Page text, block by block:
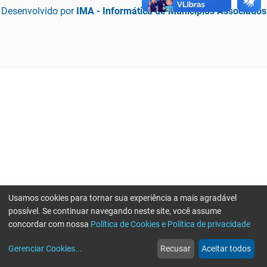
Desenvolvido por IMA - Informática de Municípios Associados
web
Notícias
more_horiz
Mais
Usamos cookies para tornar sua experiência a mais agradável
possível. Se continuar navegando neste site, você assume
concordar com nossa Política de Cookies e Política de privacidade
Gerenciar Cookies... Recusar Aceitar todos
Erro ao enviar informações, por favor tente novamente